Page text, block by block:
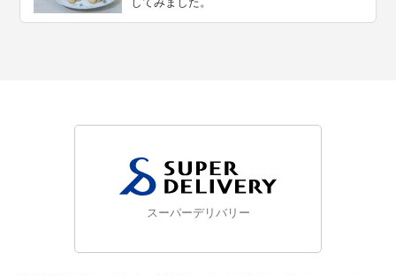
スーパーデリバリー